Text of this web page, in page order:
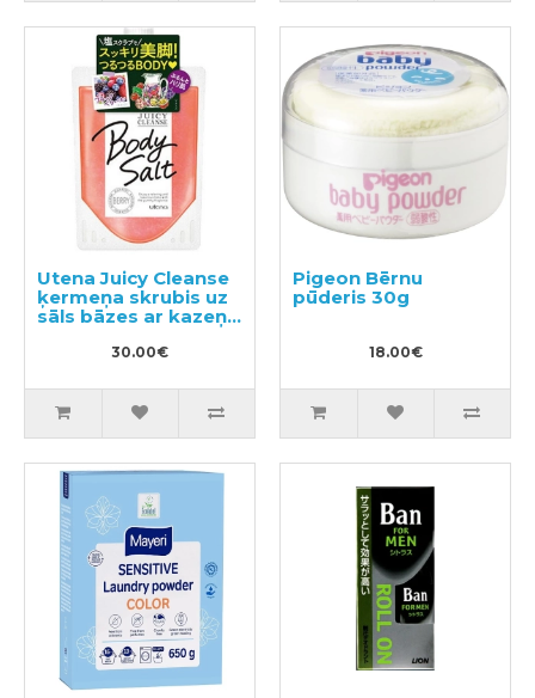
Utena Juicy Cleanse
ķermeņa skrubis uz
sāls bāzes ar kazeņu
30.00€
Pigeon Bērnu
pūderis 30g
18.00€